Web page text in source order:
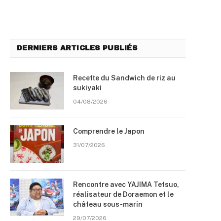
DERNIERS ARTICLES PUBLIÉS
Recette du Sandwich de riz au
sukiyaki
04/08/2026
Comprendre le Japon
31/07/2026
Rencontre avec YAJIMA Tetsuo,
réalisateur de Doraemon et le
château sous-marin
29/07/2026